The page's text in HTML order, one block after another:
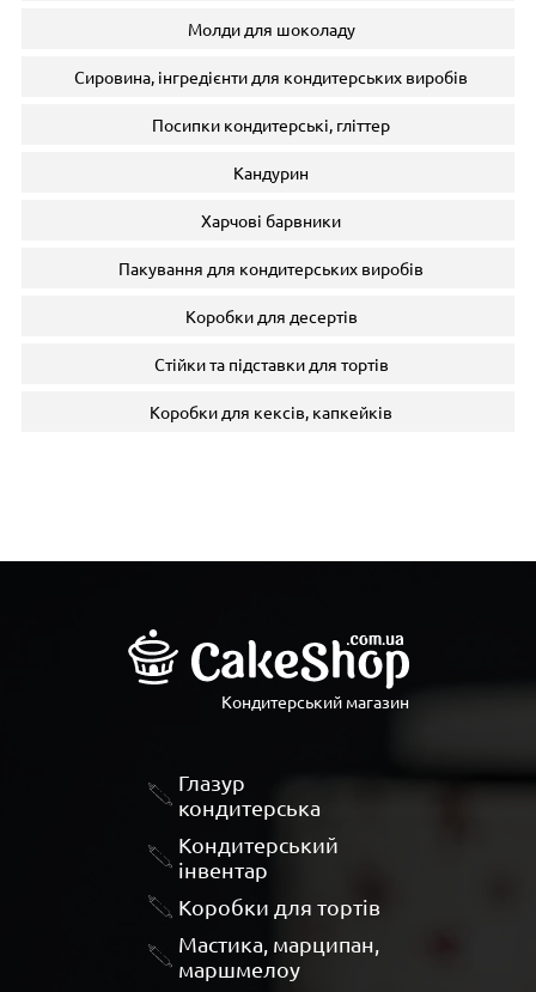
Молди для шоколаду
Сировина, інгредієнти для кондитерських виробів
Посипки кондитерські, гліттер
Кандурин
Харчові барвники
Пакування для кондитерських виробів
Коробки для десертів
Стійки та підставки для тортів
Коробки для кексів, капкейків
Кондитерський магазин
Глазур
кондитерська
Кондитерський
інвентар
Коробки для тортів
Мастика, марципан,
маршмелоу